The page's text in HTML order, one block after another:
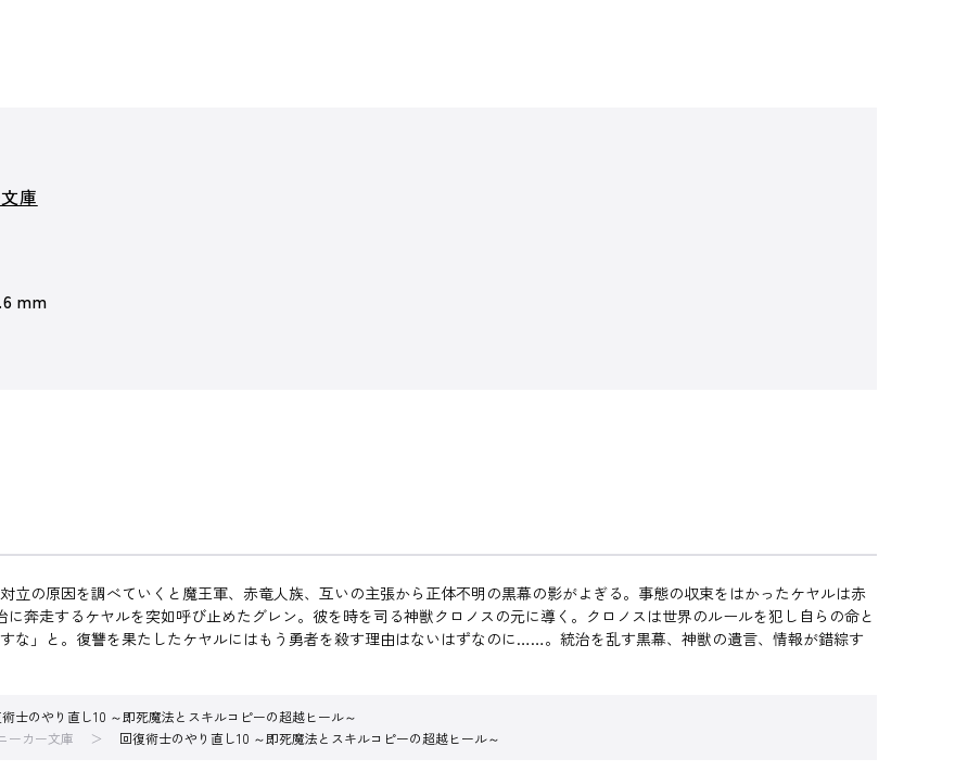
庫
mm
立の原因を調べていくと魔王軍、赤竜人族、互いの主張から正体不明の黒幕の影がよぎる。事態の収束をはかったケヤルは赤
奔走するケヤルを突如呼び止めたグレン。彼を時を司る神獣クロノスの元に導く。クロノスは世界のルールを犯し自らの命と
な」と。復讐を果たしたケヤルにはもう勇者を殺す理由はないはずなのに……。統治を乱す黒幕、神獣の遺言、情報が錯綜す
士のやり直し10 ～即死魔法とスキルコピーの超越ヒール～
ーカー文庫 回復術士のやり直し10 ～即死魔法とスキルコピーの超越ヒール～